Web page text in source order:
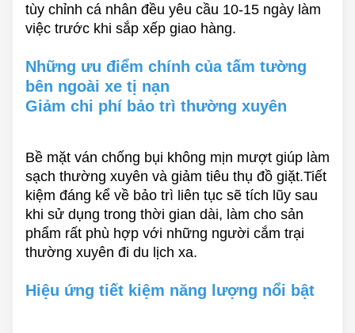
tùy chỉnh cá nhân đều yêu cầu 10-15 ngày làm
việc trước khi sắp xếp giao hàng.
Những ưu điểm chính của tấm tường
bên ngoài xe tị nạn
Giảm chi phí bảo trì thường xuyên
Bề mặt ván chống bụi không mịn mượt giúp làm
sạch thường xuyên và giảm tiêu thụ đồ giặt.Tiết
kiệm đáng kể về bảo trì liên tục sẽ tích lũy sau
khi sử dụng trong thời gian dài, làm cho sản
phẩm rất phù hợp với những người cắm trại
thường xuyên đi du lịch xa.
Hiệu ứng tiết kiệm năng lượng nổi bật